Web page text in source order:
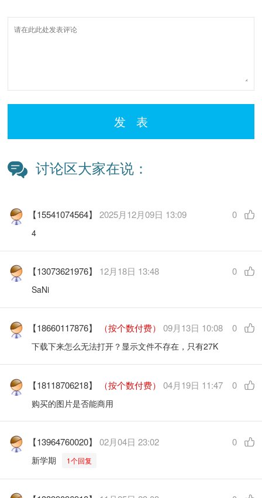
发 表
讨论区大家在说：
【15541074564】2025月12月09日 13:09 0
4
【13073621976】 12月18日 13:48 0
SaNi
【18660117876】 （按个数付费） 09月13日 10:08 0
下载下来怎么无法打开？显示文件不存在，只有27K
【18118706218】 （按个数付费） 04月19日 11:47 0
购买的图片是否能商用
【13964760020】02月04日 23:02 0
新学期 1个回复